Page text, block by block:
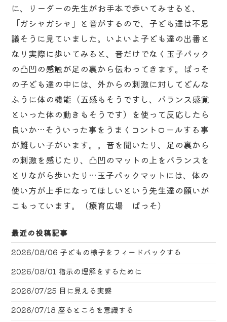
に、リーダーの先生がお手本で歩いてみせると、
「ガシャガシャ」と音がするので、子ども達は不思
議そうに見ていました。いよいよ子ども達の出番と
なり実際に歩いてみると、音だけでなく玉子パック
の凸凹の感触が足の裏から伝わってきます。ぱっそ
の子ども達の中には、外からの刺激に対してどんな
ふうに体の機能（五感もそうですし、バランス感覚
といった体の動きもそうです）を使って反応したら
良いか…そういった事をうまくコントロールする事
が難しい子がいます。。音を聞いたり、足の裏から
の刺激を感じたり、凸凹のマットの上をバランスを
とりながら歩いたり…玉子パックマットには、体の
使い方が上手になってほしいという先生達の願いが
こもっています。（療育広場 ぱっそ）
最近の投稿記事
2026/08/06 子どもの様子をフィードバックする
2026/08/01 指示の理解をするために
2026/07/25 目に見える実感
2026/07/18 座るところを意識する